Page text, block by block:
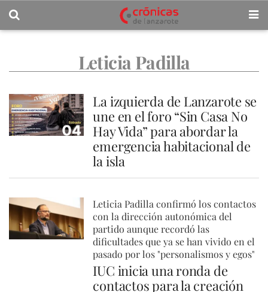
Leticia Padilla
La izquierda de Lanzarote se
une en el foro “Sin Casa No
Hay Vida” para abordar la
emergencia habitacional de
la isla
Leticia Padilla confirmó los contactos
con la dirección autonómica del
partido aunque recordó las
dificultades que ya se han vivido en el
pasado por los "personalismos y egos"
IUC inicia una ronda de
contactos para la creación